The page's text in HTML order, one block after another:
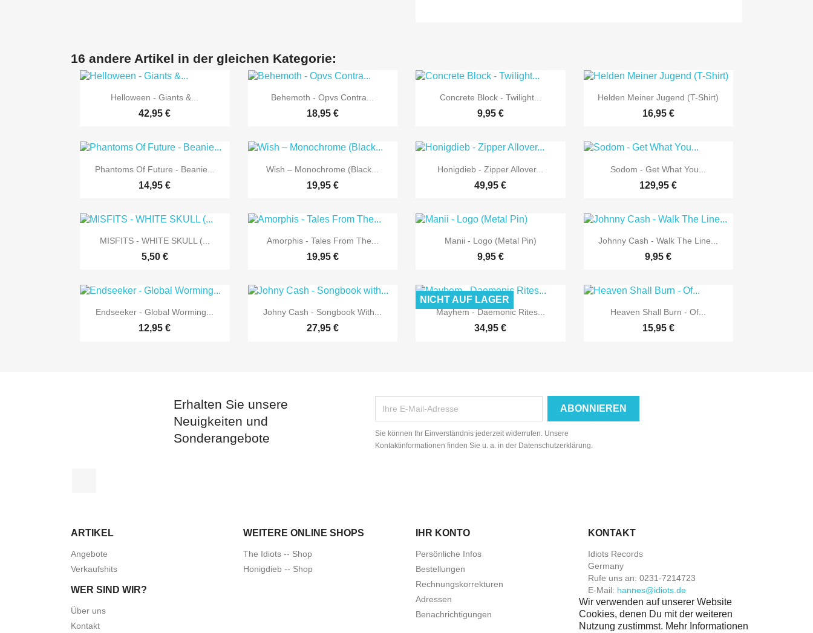
16 andere Artikel in der gleichen Kategorie:
 Vorschau
Helloween - Giants &...
42,95 €
 Vorschau
Behemoth - Opvs Contra...
18,95 €
 Vorschau
Concrete Block - Twilight...
9,95 €
 Vorschau
Helden Meiner Jugend (T-Shirt)
16,95 €
 Vorschau
Phantoms Of Future - Beanie...
14,95 €
 Vorschau
Wish – Monochrome (Black...
19,95 €
 Vorschau
Honigdieb - Zipper Allover...
49,95 €
 Vorschau
Sodom - Get What You...
129,95 €
 Vorschau
MISFITS - WHITE SKULL (...
5,50 €
 Vorschau
Amorphis - Tales From The...
19,95 €
 Vorschau
Manii - Logo (Metal Pin)
9,95 €
 Vorschau
Johnny Cash - Walk The Line...
9,95 €
 Vorschau
Endseeker - Global Worming...
12,95 €
 Vorschau
Johny Cash - Songbook With...
27,95 €
 Vorschau
Mayhem - Daemonic Rites...
34,95 €
NICHT AUF LAGER
 Vorschau
Heaven Shall Burn - Of...
15,95 €
Erhalten Sie unsere
Neuigkeiten und
Sonderangebote
Sie können Ihr Einverständnis jederzeit widerrufen. Unsere
Kontaktinformationen finden Sie u. a. in der Datenschutzerklärung.
ARTIKEL
Angebote
Verkaufshits
WEITERE ONLINE SHOPS
The Idiots -- Shop
Honigdieb -- Shop
WER SIND WIR?
Über uns
Kontakt
IHR KONTO
Persönliche Infos
Bestellungen
Rechnungskorrekturen
Adressen
Benachrichtigungen
KONTAKT
Idiots Records
Germany
Rufe uns an: 0231-7214723
E-Mail: hannes@idiots.de
Wir verwenden auf unserer Website
Cookies, denen Du mit der weiteren
Nutzung zustimmst. Mehr Informationen